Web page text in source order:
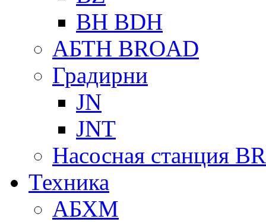
BH BDH
АБТН BROAD
Градирни
JN
JNT
Насосная станция
Техника
АБХМ